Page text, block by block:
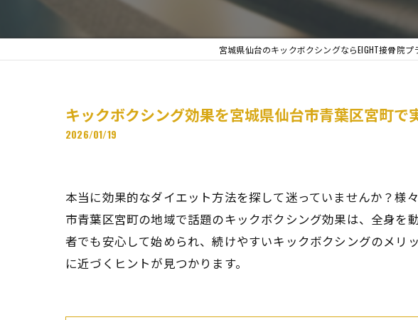
宮城県仙台のキックボクシングならEIGHT接骨院プ
キックボクシング効果を宮城県仙台市青葉区宮町
2026/01/19
本当に効果的なダイエット方法を探して迷っていませんか？
市青葉区宮町の地域で話題のキックボクシング効果は、全身
者でも安心して始められ、続けやすいキックボクシングのメ
に近づくヒントが見つかります。